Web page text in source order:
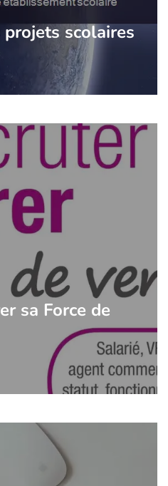
projets scolaires
sa Force de